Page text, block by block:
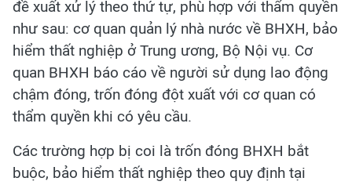
đề xuất xử lý theo thứ tự, phù hợp với thẩm quyền
như sau: cơ quan quản lý nhà nước về BHXH, bảo
hiểm thất nghiệp ở Trung ương, Bộ Nội vụ. Cơ
quan BHXH báo cáo về người sử dụng lao động
chậm đóng, trốn đóng đột xuất với cơ quan có
thẩm quyền khi có yêu cầu.
Các trường hợp bị coi là trốn đóng BHXH bắt
buộc, bảo hiểm thất nghiệp theo quy định tại